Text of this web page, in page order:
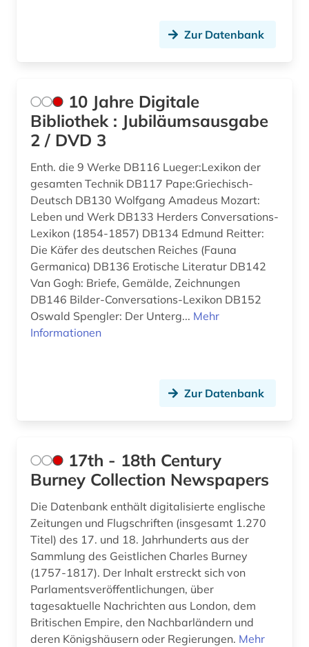
anleitung (1)
antarktis (1)
anthologie (3)
anthropogene klimaänderung (1)
anthropologie (2)
antifaschismus (1)
antiheld (1)
antike (4)
antike religionen (1)
arabisch (11)
arabische literatur (2)
arabische philosophie (1)
arabische staaten (1)
arabische welt (1)
arabisches sprachgebiet (1)
arabistik (4)
Nordrhein-Westfalen (24)
Oesterreich (82)
Ostasien (21)
Osteuropa (40)
Ostmitteleuropa (7)
Palaestina (3)
Polen (18)
Portugal (12)
Saarland (10)
Sachsen (19)
Sachsen-Anhalt (9)
Schleswig-Holstein (7)
Schweden (24)
Schweiz (70)
Serbien (13)
Zur Datenbank
10 Jahre Digitale
Bibliothek : Jubiläumsausgabe
2 / DVD 3
Enth. die 9 Werke DB116 Lueger:Lexikon der
gesamten Technik DB117 Pape:Griechisch-
Deutsch DB130 Wolfgang Amadeus Mozart:
Leben und Werk DB133 Herders Conversations-
Lexikon (1854-1857) DB134 Edmund Reitter:
Die Käfer des deutschen Reiches (Fauna
Germanica) DB136 Erotische Literatur DB142
Van Gogh: Briefe, Gemälde, Zeichnungen
DB146 Bilder-Conversations-Lexikon DB152
Oswald Spengler: Der Unterg... Mehr
Informationen
Zur Datenbank
17th - 18th Century
Burney Collection Newspapers
Die Datenbank enthält digitalisierte englische
Zeitungen und Flugschriften (insgesamt 1.270
Titel) des 17. und 18. Jahrhunderts aus der
Sammlung des Geistlichen Charles Burney
(1757-1817). Der Inhalt erstreckt sich von
Parlamentsveröffentlichungen, über
tagesaktuelle Nachrichten aus London, dem
Britischen Empire, den Nachbarländern und
deren Königshäusern oder Regierungen. Mehr